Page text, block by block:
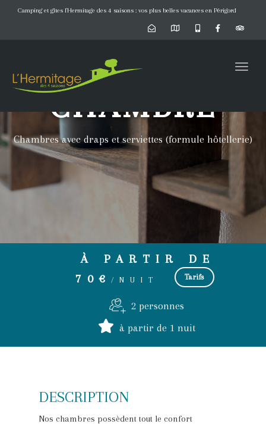
Camping et gîtes l'Hermitage des 4 saisons : vos plus belles vacances en Périgord
Toggle
CHAMBRE
Chambres avec draps et serviettes (formule hôtellerie)
À PARTIR DE
70€
/NUIT Tarifs
2 personnes
à partir de 1 nuit
DESCRIPTION
Nos chambres possèdent tout le confort